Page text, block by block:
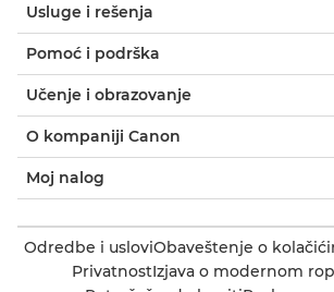
Usluge i rešenja
Pomoć i podrška
Učenje i obrazovanje
O kompaniji Canon
Moj nalog
Odredbe i usloviObaveštenje o
PrivatnostIzjava o modernom